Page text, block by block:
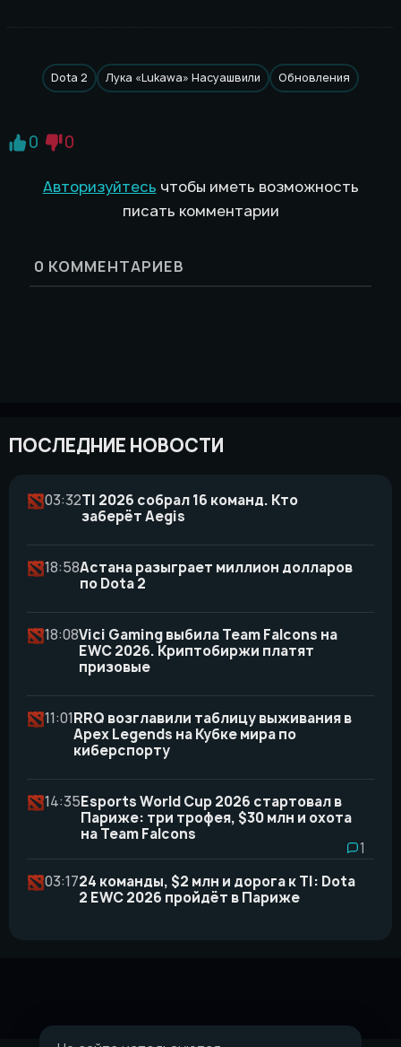
Dota 2 Лука «Lukawa» Насуашвили Обновления
0 0
Авторизуйтесь чтобы иметь возможность
писать комментарии
0 КОММЕНТАРИЕВ
ПОСЛЕДНИЕ НОВОСТИ
03:32TI 2026 собрал 16 команд. Кто
заберёт Aegis
18:58Астана разыграет миллион долларов
по Dota 2
18:08Vici Gaming выбила Team Falcons на
EWC 2026. Криптобиржи платят
призовые
11:01RRQ возглавили таблицу выживания в
Apex Legends на Кубке мира по
киберспорту
14:35Esports World Cup 2026 стартовал в
Париже: три трофея, $30 млн и охота
на Team Falcons
1
03:1724 команды, $2 млн и дорога к TI: Dota
2 EWC 2026 пройдёт в Париже